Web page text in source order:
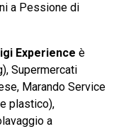
a Pessione di
Experience è
Supermercati
Marando Service
plastico),
a